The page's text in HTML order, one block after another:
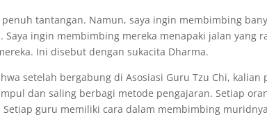
tantangan. Namun, saya ingin membimbing
ingin membimbing mereka menapaki jalan yang
Ini disebut dengan sukacita Dharma.
setelah bergabung di Asosiasi Guru Tzu Chi,
dan saling berbagi metode pengajaran. Setiap
guru memiliki cara dalam membimbing